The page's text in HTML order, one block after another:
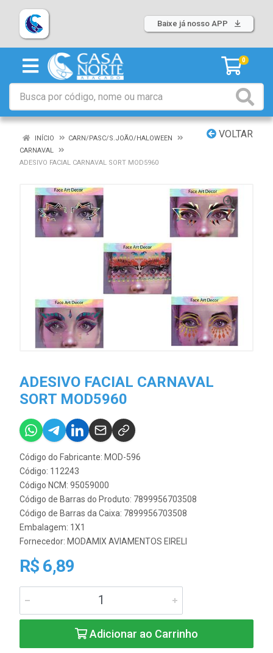
Baixe já nosso APP
0
VOLTAR
INÍCIO
CARN/PASC/S.JOÃO/HALOWEEN
CARNAVAL
ADESIVO FACIAL CARNAVAL SORT MOD5960
ADESIVO FACIAL CARNAVAL
SORT MOD5960
Código do Fabricante: MOD-596
Código: 112243
Código NCM: 95059000
Código de Barras do Produto: 7899956703508
Código de Barras da Caixa: 7899956703508
Embalagem: 1X1
Fornecedor: MODAMIX AVIAMENTOS EIRELI
R$ 6,89
Adicionar ao Carrinho